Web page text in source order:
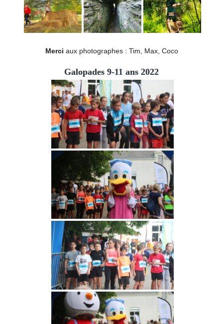
Merci aux photographes : Tim, Max, Coco
Galopades 9-11 ans 2022